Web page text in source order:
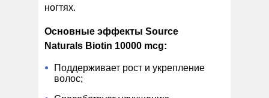
ногтях.
Основные эффекты Source
Naturals Biotin 10000 mcg:
Поддерживает рост и укрепление
волос;